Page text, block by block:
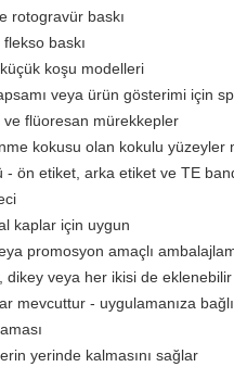
rotogravür baskı
baskı
koşu modelleri
veya ürün gösterimi için
flüoresan mürekkepler
kokusu olan kokulu yüzeyler
ön etiket, arka etiket ve TE
kaplar için uygun
promosyon amaçlı
dikey veya her ikisi de eklenebilir
mevcuttur - uygulamanıza
yerinde kalmasını sağlar